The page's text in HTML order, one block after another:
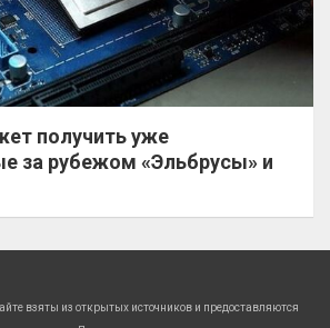
получить уже
за рубежом «Эльбрусы» и
взяты из открытых источников и предоставляются